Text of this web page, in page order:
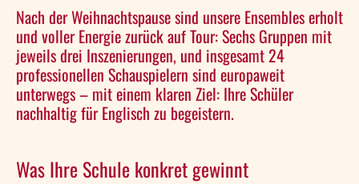
Nach der Weihnachtspause sind unsere Ensembles erholt
und voller Energie zurück auf Tour: Sechs Gruppen mit
jeweils drei Inszenierungen, und insgesamt 24
professionellen Schauspielern sind europaweit
unterwegs – mit einem klaren Ziel: Ihre Schüler
nachhaltig für Englisch zu begeistern.
Was Ihre Schule konkret gewinnt